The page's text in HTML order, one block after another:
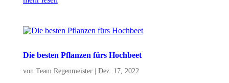
Die besten Pflanzen fürs Hochbeet
von Team Regenmeister| Dez. 17, 2022